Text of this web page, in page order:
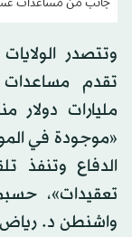
جانب من مساعدات
وتتصدر
«موجودة في
الدفاع وتنفذ
تعقيدات»،
واشنطن د. رياض